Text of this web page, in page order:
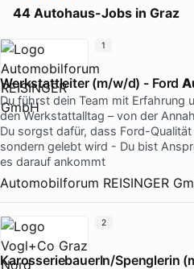
44 Autohaus-Jobs in Graz
Werkstattleiter (m/w/d) - Ford
Du führst dein Team mit Erfahrung
den Werkstattalltag – von der
Du sorgst dafür, dass Ford-
sondern gelebt wird - Du bist
es darauf ankommt
Automobilforum REISINGER
1
KarosseriebauerIn/Spenglerin
2